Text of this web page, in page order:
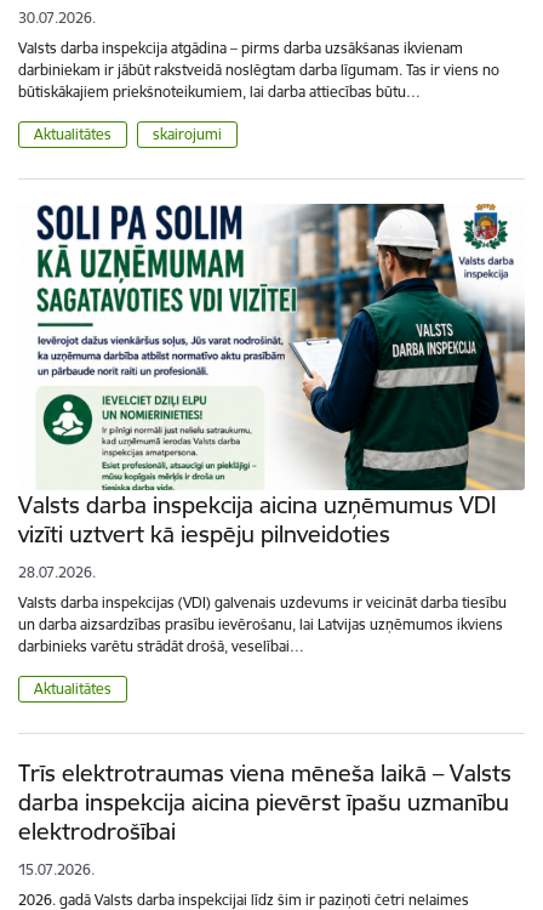
30.07.2026.
Valsts darba inspekcija atgādina – pirms darba uzsākšanas ikvienam
darbiniekam ir jābūt rakstveidā noslēgtam darba līgumam. Tas ir viens no
būtiskākajiem priekšnoteikumiem, lai darba attiecības būtu…
Aktualitātes skairojumi
Valsts darba inspekcija aicina uzņēmumus VDI
vizīti uztvert kā iespēju pilnveidoties
28.07.2026.
Valsts darba inspekcijas (VDI) galvenais uzdevums ir veicināt darba tiesību
un darba aizsardzības prasību ievērošanu, lai Latvijas uzņēmumos ikviens
darbinieks varētu strādāt drošā, veselībai…
Aktualitātes
Trīs elektrotraumas viena mēneša laikā – Valsts
darba inspekcija aicina pievērst īpašu uzmanību
elektrodrošībai
15.07.2026.
2026. gadā Valsts darba inspekcijai līdz šim ir paziņoti četri nelaimes